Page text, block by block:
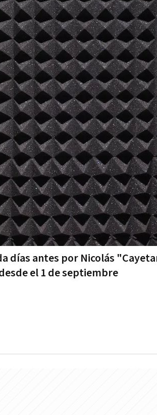
días antes por Nicolás
el 1 de septiembre